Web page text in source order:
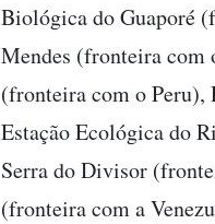
Biológica do Guaporé
Mendes (fronteira com
(fronteira com o
Estação Ecológica do
Serra do Divisor
(fronteira com a